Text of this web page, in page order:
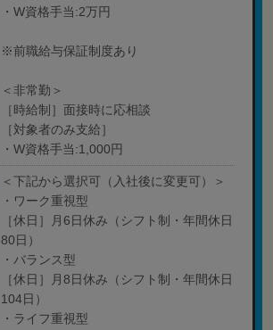
・W資格手当:2万円
※前職給与保証制度あり
＜非常勤＞
［時給制］面接時に応相談
［対象者のみ支給］
・W資格手当:1,000円
＜下記から選択可（入社後に変更可）＞
・ワーク重視型
［休日］月6日休み（シフト制・年間休日
80日）
・バランス型
［休日］月8日休み（シフト制・年間休日
104日）
・ライフ重視型